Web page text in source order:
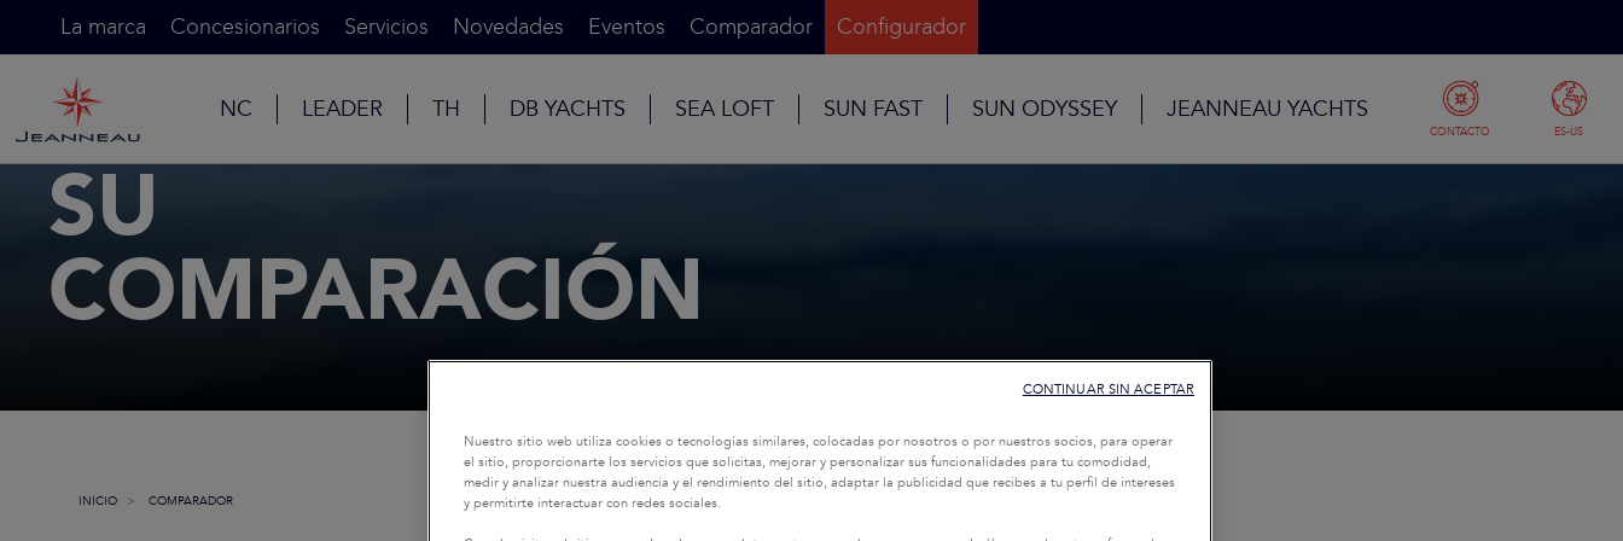
La marca Concesionarios Servicios Novedades Eventos Comparador Configurador
NC LEADER TH DB YACHTS SEA LOFT SUN FAST SUN ODYSSEY JEANNEAU YACHTS
CONTACTO ES-US
SU
COMPARACIÓN
INICIO COMPARADOR
Nuestro sitio web utiliza cookies o tecnologías similares, colocadas por nosotros o por nuestros socios, para operar
el sitio, proporcionarte los servicios que solicitas, mejorar y personalizar sus funcionalidades para tu comodidad,
medir y analizar nuestra audiencia y el rendimiento del sitio, adaptar la publicidad que recibes a tu perfil de intereses
y permitirte interactuar con redes sociales.
CONTINUAR SIN ACEPTAR